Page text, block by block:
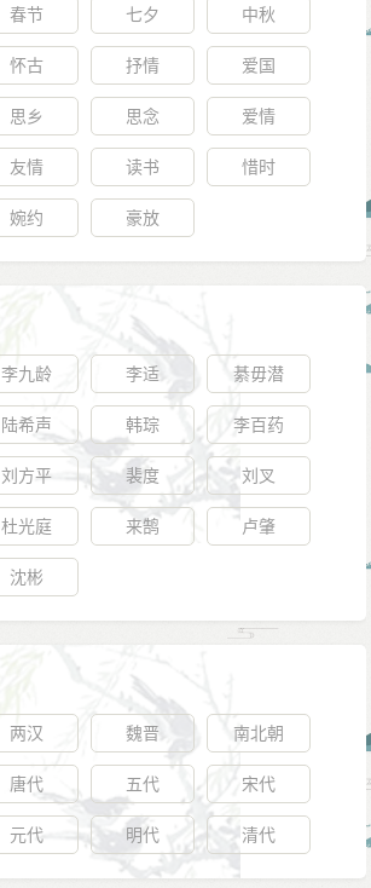
春节 七夕 中秋
怀古 抒情 爱国
思乡 思念 爱情
友情 读书 惜时
婉约 豪放
李九龄 李适 綦毋潜
陆希声 韩琮 李百药
刘方平 裴度 刘叉
杜光庭 来鹄 卢肇
沈彬
两汉 魏晋 南北朝
唐代 五代 宋代
元代 明代 清代